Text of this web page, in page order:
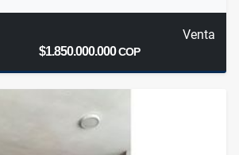
Venta
$1.850.000.000COP